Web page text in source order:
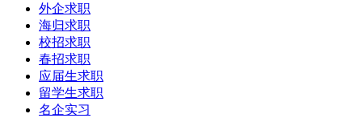
外企求职
海归求职
校招求职
春招求职
应届生求职
留学生求职
名企实习